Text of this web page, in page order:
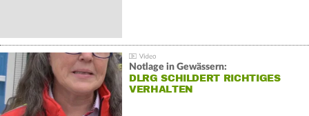
Notlage in Gewässern:
DLRG SCHILDERT RICHTIGES
VERHALTEN